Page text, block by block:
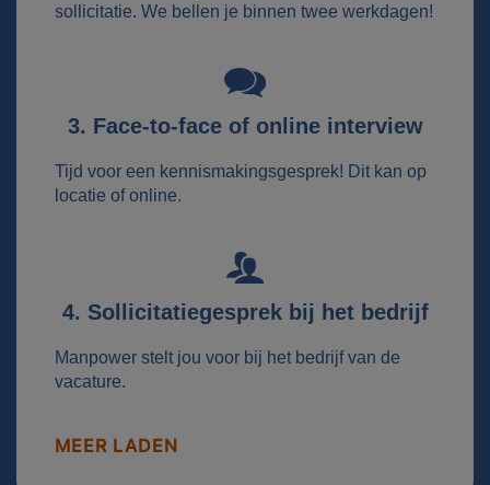
sollicitatie. We bellen je binnen twee werkdagen!
3. Face-to-face of online interview
Tijd voor een kennismakingsgesprek! Dit kan op
locatie of online.
4. Sollicitatiegesprek bij het bedrijf
Manpower stelt jou voor bij het bedrijf van de
vacature.
MEER LADEN